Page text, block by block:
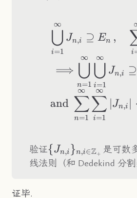
i=1
⋃
∞
Jn,i ⊇ En ,
i
⟹
n=1
⋃
∞
i=1
⋃
∞
Jn,i ⊇
and
n=1
∑
∞
i=1
∑
∞
∣Jn,i ∣
验证\
{Jn,i}n,i∈Z+ 是可数
线法则（和 Dedekind 分
证毕.